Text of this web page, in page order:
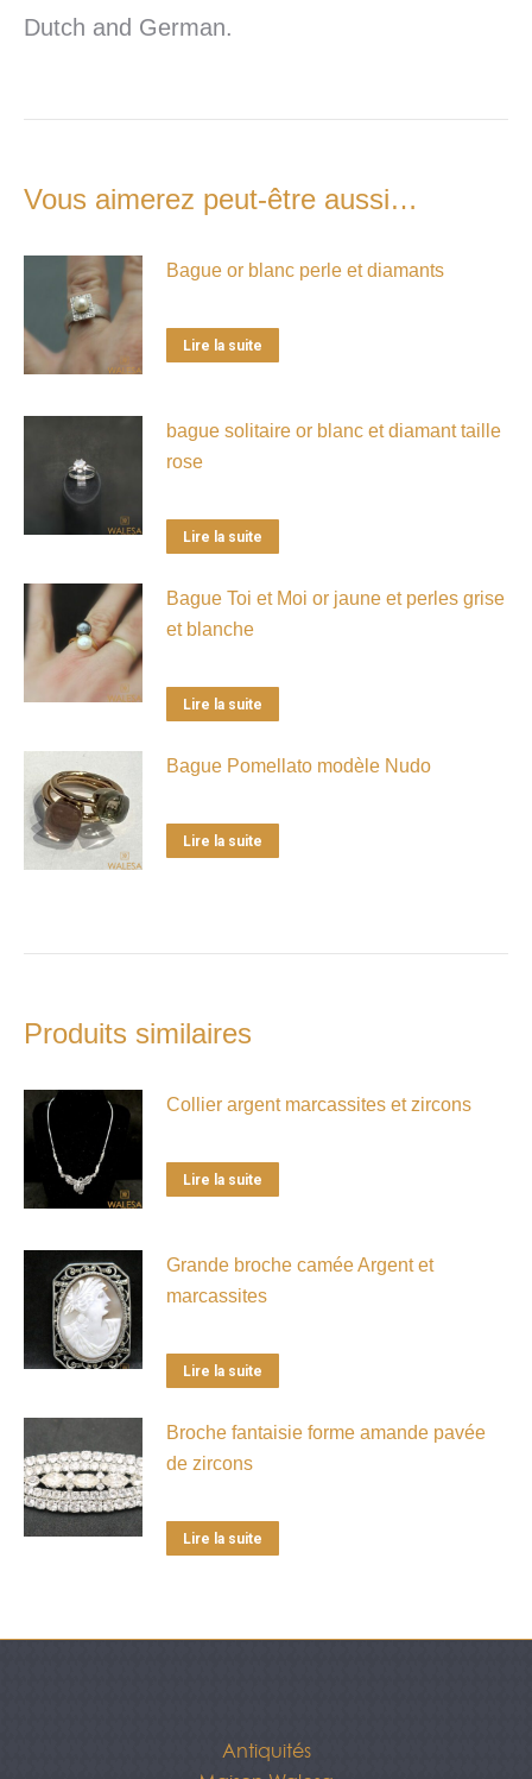
Dutch and German.
Vous aimerez peut-être aussi…
Bague or blanc perle et diamants
Lire la suite
bague solitaire or blanc et diamant taille
rose
Lire la suite
Bague Toi et Moi or jaune et perles grise
et blanche
Lire la suite
Bague Pomellato modèle Nudo
Lire la suite
Produits similaires
Collier argent marcassites et zircons
Lire la suite
Grande broche camée Argent et
marcassites
Lire la suite
Broche fantaisie forme amande pavée
de zircons
Lire la suite
Antiquités